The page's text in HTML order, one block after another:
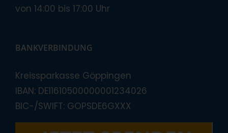
von 14:00 bis 17:00 Uhr
BANKVERBINDUNG
Kreissparkasse Göppingen
IBAN: DE11610500000001234026
BIC-/SWIFT: GOPSDE6GXXX